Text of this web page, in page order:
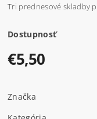
Tri prednesové skladby
Dostupnosť
€5,50
Značka